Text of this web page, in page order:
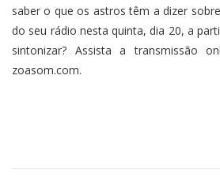
saber o que os astros têm a dizer
do seu rádio nesta quinta, dia 20, a
sintonizar? Assista a transmissão
zoasom.com.